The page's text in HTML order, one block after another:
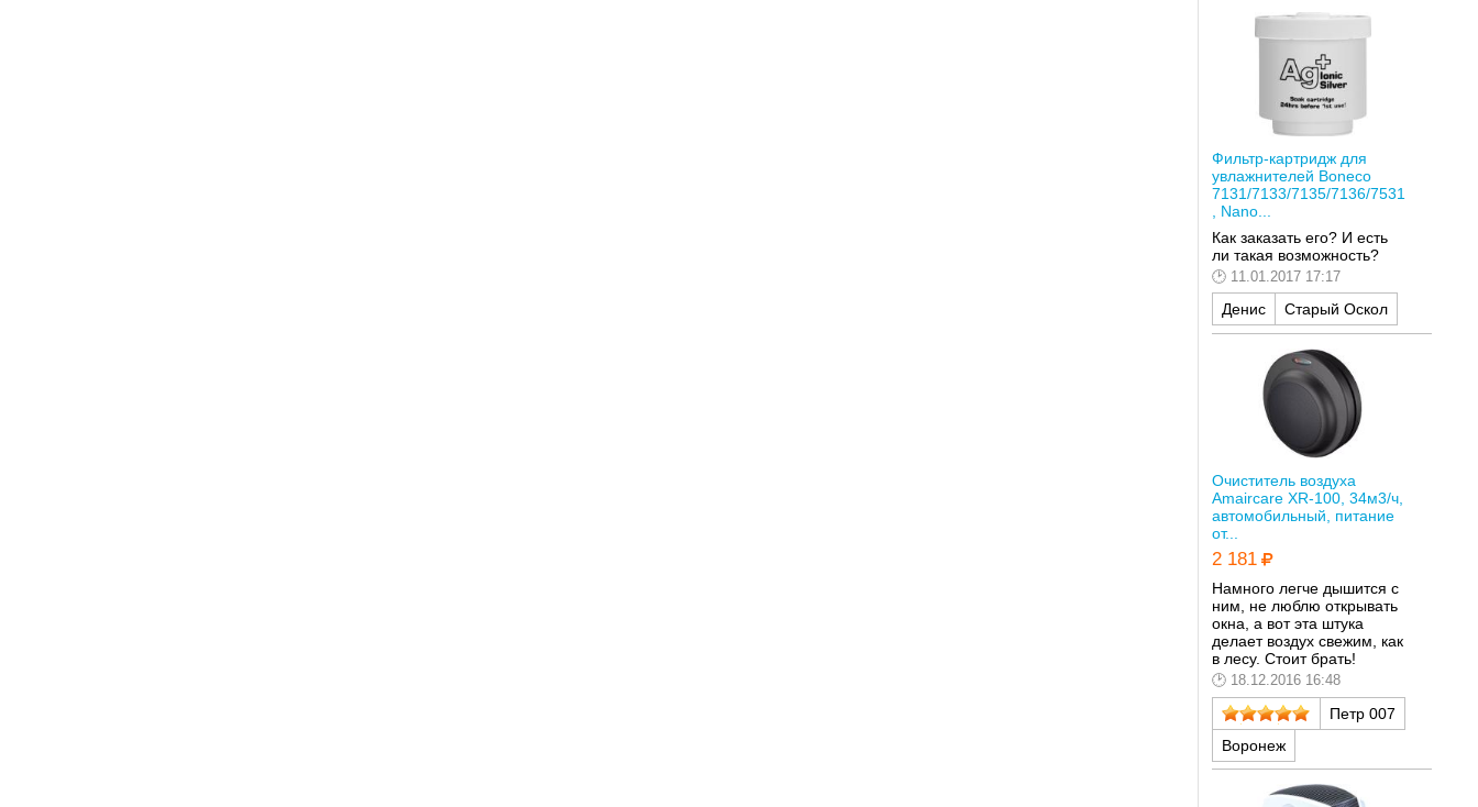
Фильтр-картридж для
увлажнителей Boneco
7131/7133/7135/7136/7531
, Nano...
Как заказать его? И есть
ли такая возможность?
11.01.2017 17:17
Денис Старый Оскол
Очиститель воздуха
Amaircare XR-100, 34м3/ч,
автомобильный, питание
от...
2 181
Намного легче дышится с
ним, не люблю открывать
окна, а вот эта штука
делает воздух свежим, как
в лесу. Стоит брать!
18.12.2016 16:48
Петр 007
Воронеж